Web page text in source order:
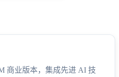
商业版本，集成先进 AI 技